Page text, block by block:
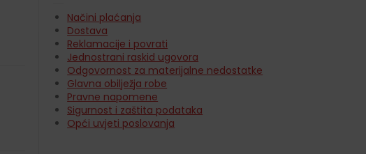
Načini plaćanja
Dostava
Reklamacije i povrati
Jednostrani raskid ugovora
Odgovornost za materijalne nedostatke
Glavna obilježja robe
Pravne napomene
Sigurnost i zaštita podataka
Opći uvjeti poslovanja